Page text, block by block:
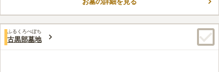
とができます。周辺には海水浴場やキャンプ場があり、お参り前
口コミ評価
この霊園はまだ誰からも評価されていません。
ふるくろべぼち
古黒部墓地